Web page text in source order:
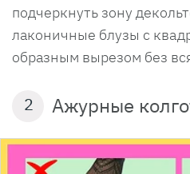
подчеркнуть зону
лаконичные блузы с
образным вырезом без
2 Ажурные